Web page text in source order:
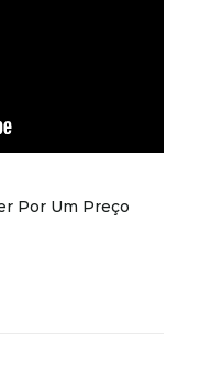
Por Um Preço